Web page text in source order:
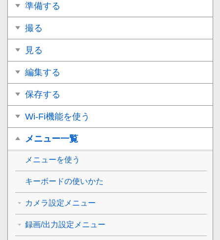
準備する
撮る
見る
編集する
保存する
Wi-Fi機能を使う
メニュー一覧
メニューを使う
キーボードの使いかた
カメラ設定メニュー
録画/出力設定メニュー